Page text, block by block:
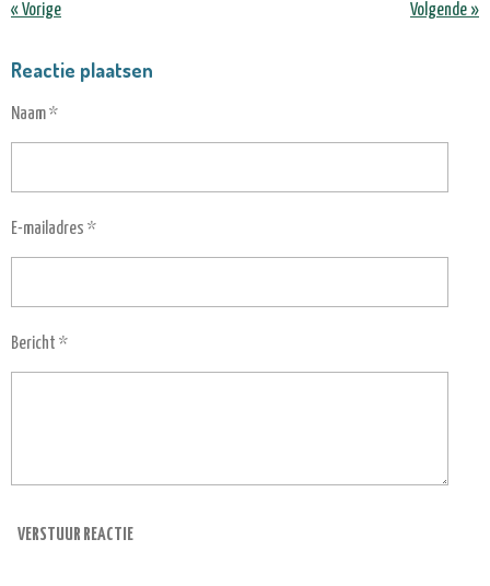
«Vorige Volgende »
Reactie plaatsen
Naam *
E-mailadres *
Bericht *
VERSTUUR REACTIE